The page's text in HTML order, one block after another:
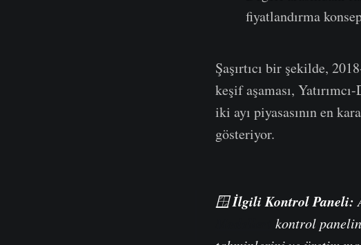
fiyatlandırma
Şaşırtıcı bir şekilde,
keşif aşaması,
iki ayı piyasasının en
gösteriyor.
🪟İlgili Kontrol Paneli:
kontrol